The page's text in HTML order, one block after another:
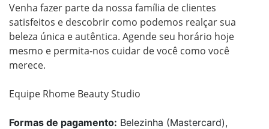
Venha fazer parte da nossa família de clientes
satisfeitos e descobrir como podemos realçar sua
beleza única e autêntica. Agende seu horário hoje
mesmo e permita-nos cuidar de você como você
merece.
Equipe Rhome Beauty Studio
Formas de pagamento: Belezinha (Mastercard),